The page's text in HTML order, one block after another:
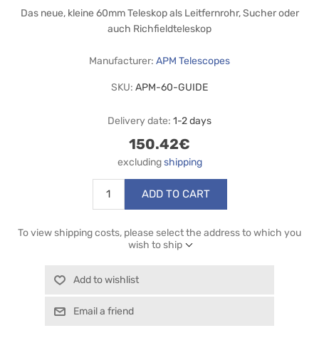
Das neue, kleine 60mm Teleskop als Leitfernrohr, Sucher oder
auch Richfieldteleskop
Manufacturer: APM Telescopes
SKU: APM-60-GUIDE
Delivery date: 1-2 days
150.42€
excludingshipping
ADD TO CART
To view shipping costs, please select the address to which you
wish to ship
Add to wishlist
Email a friend